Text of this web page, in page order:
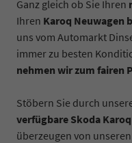
Ganz gleich ob Sie Ihren
Ihren Karoq Neuwagen
uns vom Automarkt
immer zu besten
nehmen wir zum fairen
Stöbern Sie durch
verfügbare Skoda
überzeugen von unseren